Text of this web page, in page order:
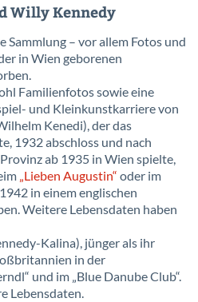
Willy Kennedy
Sammlung – vor allem Fotos und
in Wien geborenen
Familienfotos sowie eine
und Kleinkunstkarriere von
Kenedi), der das
1932 abschloss und nach
ab 1935 in Wien spielte,
„Lieben Augustin“ oder im
in einem englischen
Weitere Lebensdaten haben
Kalina), jünger als ihr
in der
und im „Blue Danube Club“.
Lebensdaten.